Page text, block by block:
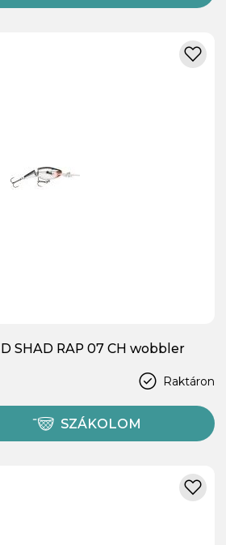
SHAD RAP 07 CH wobbler
Raktáron
SZÁKOLOM